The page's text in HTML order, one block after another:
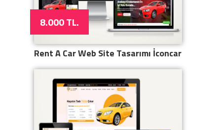
8.000 TL.
Rent A Car Web Site Tasarımı İconcar